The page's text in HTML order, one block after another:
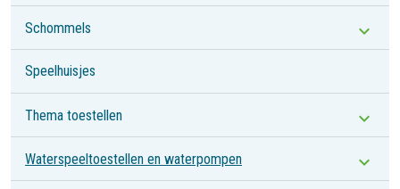
Schommels
Speelhuisjes
Thema toestellen
Waterspeeltoestellen en waterpompen